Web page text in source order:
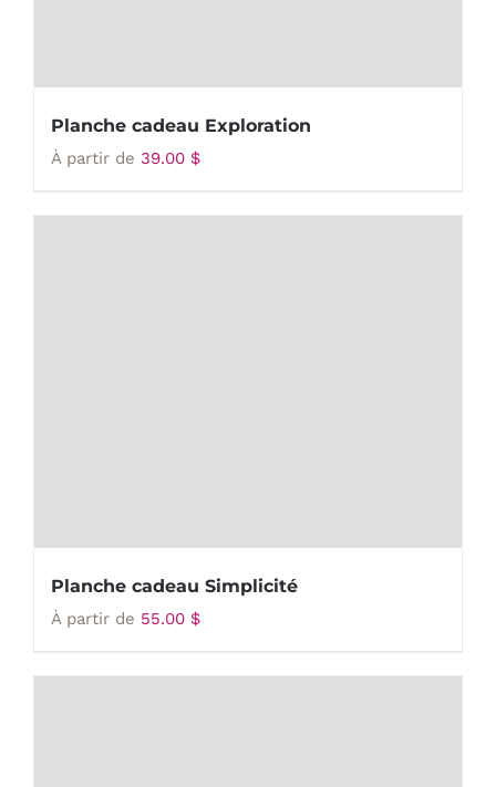
Planche cadeau Exploration
À partir de 39.00 $
Planche cadeau Simplicité
À partir de 55.00 $